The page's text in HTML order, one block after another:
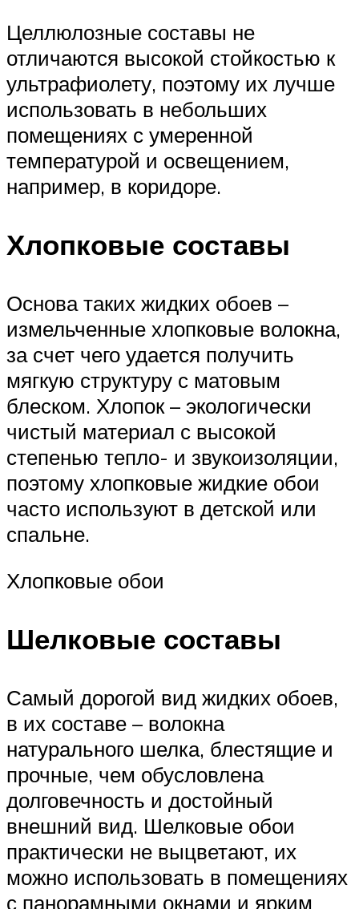
Целлюлозные составы не
отличаются высокой стойкостью к
ультрафиолету, поэтому их лучше
использовать в небольших
помещениях с умеренной
температурой и освещением,
например, в коридоре.
Хлопковые составы
Основа таких жидких обоев –
измельченные хлопковые волокна,
за счет чего удается получить
мягкую структуру с матовым
блеском. Хлопок – экологически
чистый материал с высокой
степенью тепло- и звукоизоляции,
поэтому хлопковые жидкие обои
часто используют в детской или
спальне.
Хлопковые обои
Шелковые составы
Самый дорогой вид жидких обоев,
в их составе – волокна
натурального шелка, блестящие и
прочные, чем обусловлена
долговечность и достойный
внешний вид. Шелковые обои
практически не выцветают, их
можно использовать в помещениях
с панорамными окнами и ярким